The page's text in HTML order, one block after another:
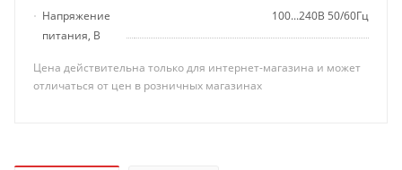
Напряжение
питания, В
100...240В 50/60Гц
Цена действительна только для интернет-магазина и может
отличаться от цен в розничных магазинах